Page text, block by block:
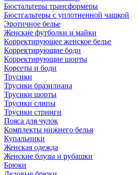
Бюстальтеры трансформеры
Бюстгальтеры с уплотненной чашкой
Эротичное белье
Женские футболки и майки
Корректирующее женское белье
Корректирующие боди
Корректирующие шорты
Корсеты и боди
Трусики
Трусики бразилиана
Трусики шорты
Трусики слипы
Трусики стринги
Пояса для чулок
Комплекты нижнего белья
Купальники
Женская одежда
Женские блузы и рубашки
Брюки